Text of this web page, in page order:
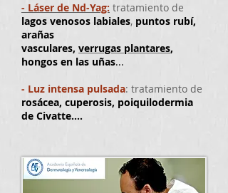
- Láser de Nd-Yag: tratamiento de
lagos venosos labiales, puntos rubí,
arañas
vasculares, verrugas plantares,
hongos en las uñas...
- Luz intensa pulsada: tratamiento de
rosácea, cuperosis, poiquilodermia
de Civatte....